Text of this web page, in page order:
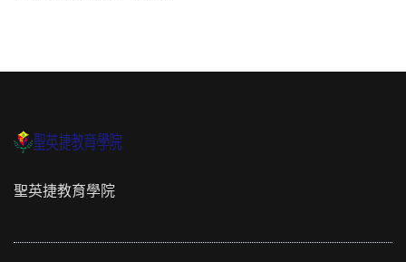
聖英捷教育學院